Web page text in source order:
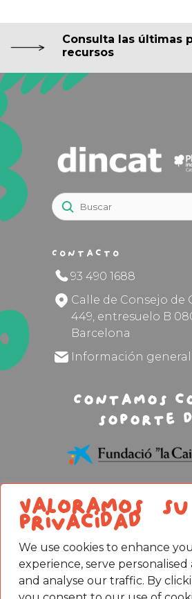
Valoramos su
privacidad
We use cookies to enhance
experience, serve
and analyse our traffic. By
Consulta las últimas
recursos
Contacto
93 490 1688
Calle de Consejo de
449, entresuelo B
Barcelona
Información general
Contamos
soporte
Aviso legal
Política de
Política de